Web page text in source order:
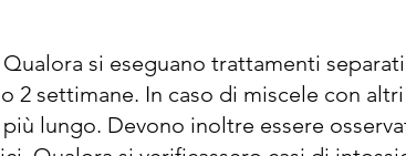
bagnatura delle piante trattate. In ogni
verificare che l’applicazione
il prodotto nel serbatoio già
quindi portare l’acqua al volume
bagnabile, mescolare molto bene la
si eseguano trattamenti
2 settimane. In caso di miscele con altri
lungo. Devono inoltre essere